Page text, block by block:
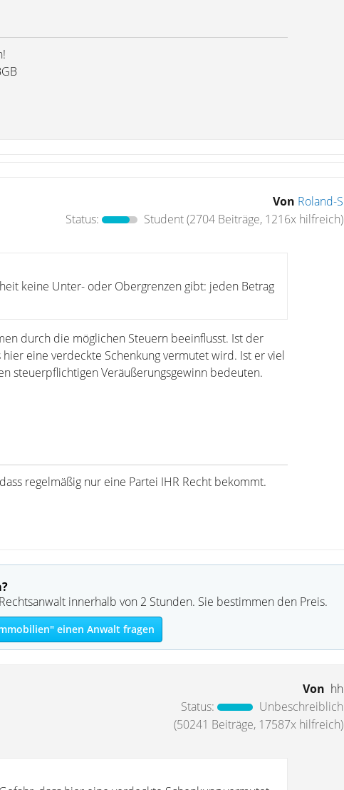
Von Roland-S
Status:
Student(2704 Beiträge, 1216x hilfreich)
keine Unter- oder Obergrenzen gibt: jeden Betrag
durch die möglichen Steuern beeinflusst. Ist der
eine verdeckte Schenkung vermutet wird. Ist er viel
steuerpflichtigen Veräußerungsgewinn bedeuten.
regelmäßig nur eine Partei IHR Recht bekommt.
innerhalb von 2 Stunden. Sie bestimmen den Preis.
einen Anwalt fragen
Von hh
Status:
Unbeschreiblich
(50241 Beiträge, 17587x hilfreich)